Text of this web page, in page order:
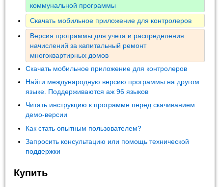
коммунальной программы
Скачать мобильное приложение для контролеров
Версия программы для учета и распределения
начислений за капитальный ремонт
многоквартирных домов
Скачать мобильное приложение для контролеров
Найти международную версию программы на другом
языке. Поддерживаются аж 96 языков
Читать инструкцию к программе перед скачиванием
демо-версии
Как стать опытным пользователем?
Запросить консультацию или помощь технической
поддержки
Купить